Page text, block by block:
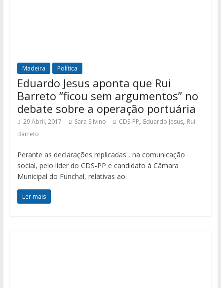
Madeira Política
Eduardo Jesus aponta que Rui
Barreto “ficou sem argumentos” no
debate sobre a operação portuária
29 Abril, 2017 Sara Silvino CDS-PP, Eduardo Jesus, Rui
Barreto
Perante as declarações replicadas , na comunicação
social, pelo líder do CDS-PP e candidato à Câmara
Municipal do Funchal, relativas ao
Ler mais